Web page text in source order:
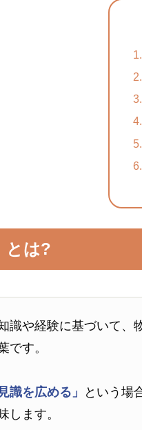
とは?
識や経験に基づいて、
です。
見識を広める」
という場
します。